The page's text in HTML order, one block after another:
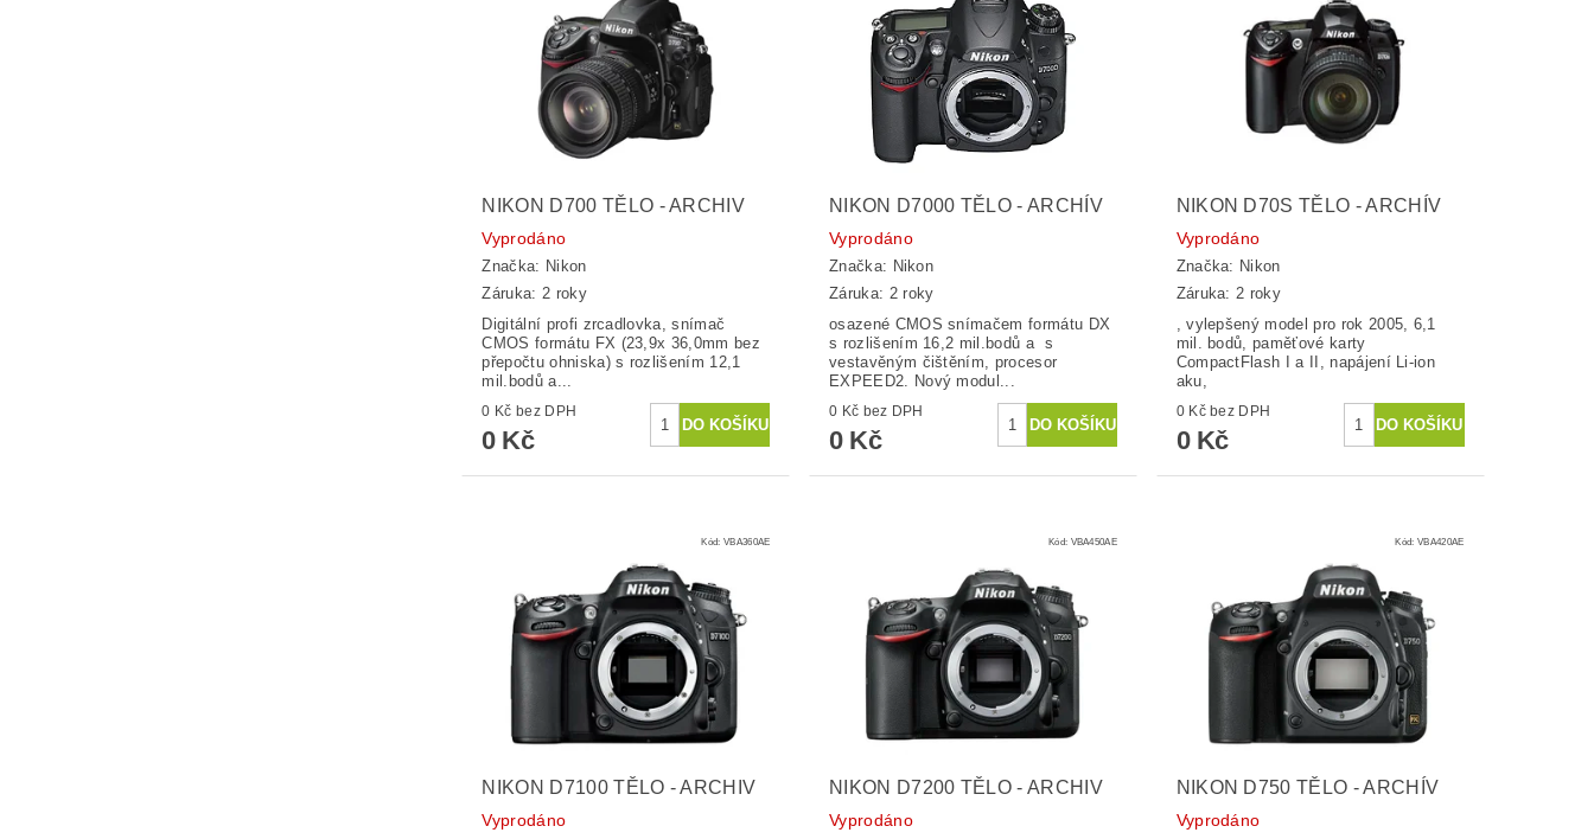
NIKON D700 TĚLO - ARCHIV
Vyprodáno
Značka: Nikon
Záruka: 2 roky
Digitální profi zrcadlovka, snímač
CMOS formátu FX (23,9x 36,0mm bez
přepočtu ohniska) s rozlišením 12,1
mil.bodů a...
0 Kč bez DPH
0 Kč
NIKON D7000 TĚLO - ARCHÍV
Vyprodáno
Značka: Nikon
Záruka: 2 roky
osazené CMOS snímačem formátu DX
s rozlišením 16,2 mil.bodů a s
vestavěným čištěním, procesor
EXPEED2. Nový modul...
0 Kč bez DPH
0 Kč
NIKON D70S TĚLO - ARCHÍV
Vyprodáno
Značka: Nikon
Záruka: 2 roky
, vylepšený model pro rok 2005, 6,1
mil. bodů, paměťové karty
CompactFlash I a II, napájení Li-ion
aku,
0 Kč bez DPH
0 Kč
Kód: VBA360AE
NIKON D7100 TĚLO - ARCHIV
Vyprodáno
Kód: VBA450AE
NIKON D7200 TĚLO - ARCHIV
Vyprodáno
Kód:VBA420AE
NIKON D750 TĚLO - ARCHÍV
Vyprodáno